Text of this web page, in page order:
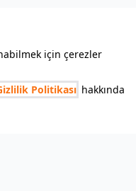
için çerezler
Politikası hakkında